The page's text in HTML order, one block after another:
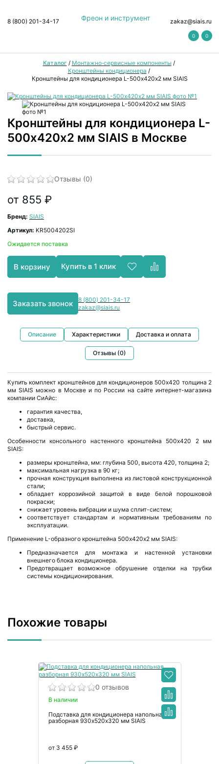
Фреон и инструмент
8 (800) 201-34-17 zakaz@siais.ru
0 0
Каталог / Монтажно‑сервисные компоненты /
Кронштейны кондиционера /
Кронштейны для кондиционера L-500х420х2 мм SIAIS
Кронштейны для кондиционера L-
500х420х2 мм SIAIS в Москве
Отзывы (0)
от 855 ₽
Бренд: SIAIS
Артикул: KR5004202SI
Ожидается поставка
В корзину Купить в 1 клик
Заказать звонок
8 (800) 201-34-17
zakaz@siais.ru
Описание Характеристики Доставка и оплата
Отзывы (0)
Купить комплект кронштейнов для кондиционеров 500х420 толщина 2
мм SIAIS можно в Москве и по России на сайте интернет-магазина
компании СиАйс:
гарантия качества,
доставка,
быстрый сервис.
Особенности консольного настенного кронштейна 500х420 2 мм
SIAIS:
размеры кронштейна, мм: глубина 500, высота 420, толщина 2;
максимальная нагрузка в 90 кг;
прочная конструкция выполнена из листовой конструкционной
стали;
обладает коррозийной защитой в виде белой порошковой
покраски;
снижает уровень вибрации и шума сплит-систем;
соответствует стандартам и нормативным требованиям по
эксплуатации.
Применение L-образного кронштейна 500х420х2 мм SIAIS:
Предназначается для монтажа и настенной установки
внешнего блока кондиционера.
Предотвращает возможное обрушение отделки на трубки
системы кондиционирования.
Похожие товары
0 отзывов
В наличии
Подставка для кондиционера напольная
разборная 930х520х320 мм SIAIS
от 3 455 ₽